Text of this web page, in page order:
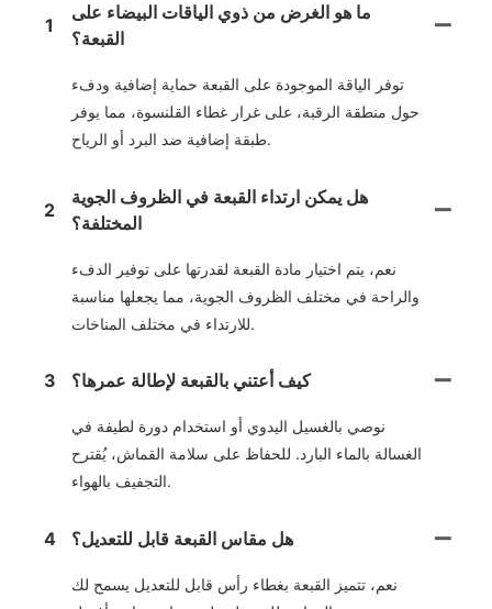
1
ما هو الغرض من ذوي الياقات البيضاء على
القبعة؟
توفر الياقة الموجودة على القبعة حماية إضافية ودفء
حول منطقة الرقبة، على غرار غطاء القلنسوة، مما يوفر
طبقة إضافية ضد البرد أو الرياح.
2
هل يمكن ارتداء القبعة في الظروف الجوية
المختلفة؟
نعم، يتم اختيار مادة القبعة لقدرتها على توفير الدفء
والراحة في مختلف الظروف الجوية، مما يجعلها مناسبة
للارتداء في مختلف المناخات.
3 كيف أعتني بالقبعة لإطالة عمرها؟
نوصي بالغسيل اليدوي أو استخدام دورة لطيفة في
الغسالة بالماء البارد. للحفاظ على سلامة القماش، يُقترح
التجفيف بالهواء.
4 هل مقاس القبعة قابل للتعديل؟
نعم، تتميز القبعة بغطاء رأس قابل للتعديل يسمح لك